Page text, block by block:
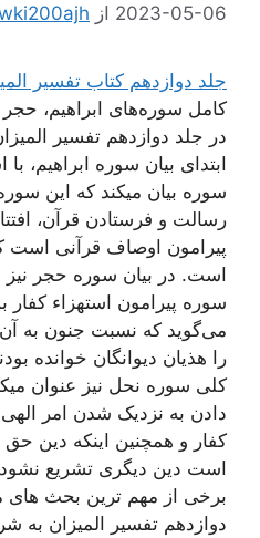
2023-05-06 از
جلد دوازدهم کتاب تفسیر
کامل سوره‌های ابراهیم،
در جلد دوازدهم تفسیر
سوره بیان میکند که این
رسالت و فرستادن قرآن،
پیرامون اوصاف قرآنی است
است. در بیان سوره حجر نیز
سوره پيرامون استهزاء
مى‌گويد كه نسبت جنون به
را هذيان ديوانگان خوانده
کلی سوره نحل نیز عنوان
دادن به نزدیک شدن امر
کفار و همچنین اینکه دین
است دین دیگری تشریع
برخی از مهم ترین بحث
دوازدهم تفسیر المیزان به